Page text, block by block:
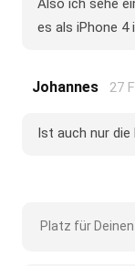
es als iPhone 4
Johannes 27
Ist auch nur